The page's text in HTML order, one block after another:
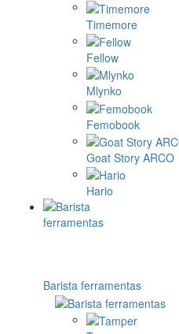
Timemore
Fellow
Mlynko
Femobook
Goat Story ARCO
Hario
Barista ferramentas